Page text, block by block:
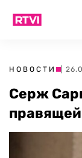
НОВОСТИ |
Серж